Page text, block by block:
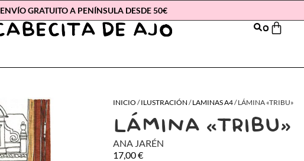
ENVÍO GRATUITO A PENÍNSULA DESDE 50€
0
INICIO /ILUSTRACIÓN /LAMINAS A4/ LÁMINA «TRIBU»
LÁMINA «TRIBU»
ANA JARÉN
17,00€